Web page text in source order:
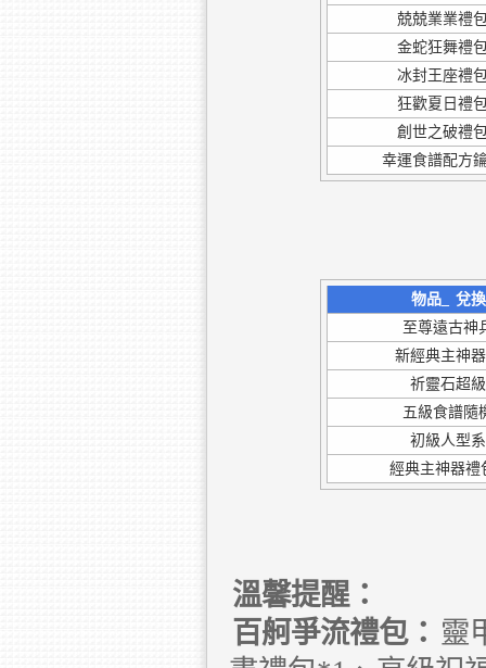
兢兢業業禮
金蛇狂舞禮
冰封王座禮
狂歡夏日禮
創世之破禮
幸運食譜配方
物品_
兌
至尊遠古神
新經典主神
祈靈石超
五級食譜隨
初級人型
經典主神器禮
溫馨提醒：
百舸爭流禮包： 靈